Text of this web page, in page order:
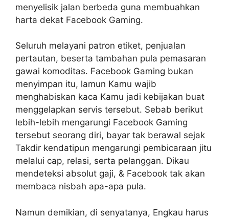
menyelisik jalan berbeda guna membuahkan
harta dekat Facebook Gaming.
Seluruh melayani patron etiket, penjualan
pertautan, beserta tambahan pula pemasaran
gawai komoditas. Facebook Gaming bukan
menyimpan itu, lamun Kamu wajib
menghabiskan kaca Kamu jadi kebijakan buat
menggelapkan servis tersebut. Sebab berikut
lebih-lebih mengarungi Facebook Gaming
tersebut seorang diri, bayar tak berawal sejak
Takdir kendatipun mengarungi pembicaraan jitu
melalui cap, relasi, serta pelanggan. Dikau
mendeteksi absolut gaji, & Facebook tak akan
membaca nisbah apa-apa pula.
Namun demikian, di senyatanya, Engkau harus